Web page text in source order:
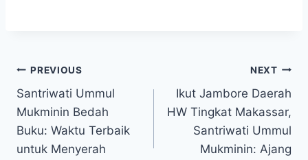
PREVIOUS
Santriwati Ummul
Mukminin Bedah
Buku: Waktu Terbaik
untuk Menyerah
NEXT
Ikut Jambore Daerah
HW Tingkat Makassar,
Santriwati Ummul
Mukminin: Ajang